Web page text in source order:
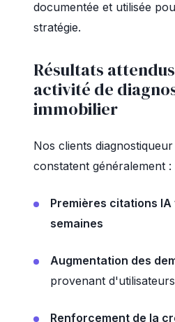
documentée et utilisée
stratégie.
Résultats
activité de
immobilier
Nos clients
constatent généralement :
Premières citations IA
semaines
Augmentation des
provenant
Renforcement de la